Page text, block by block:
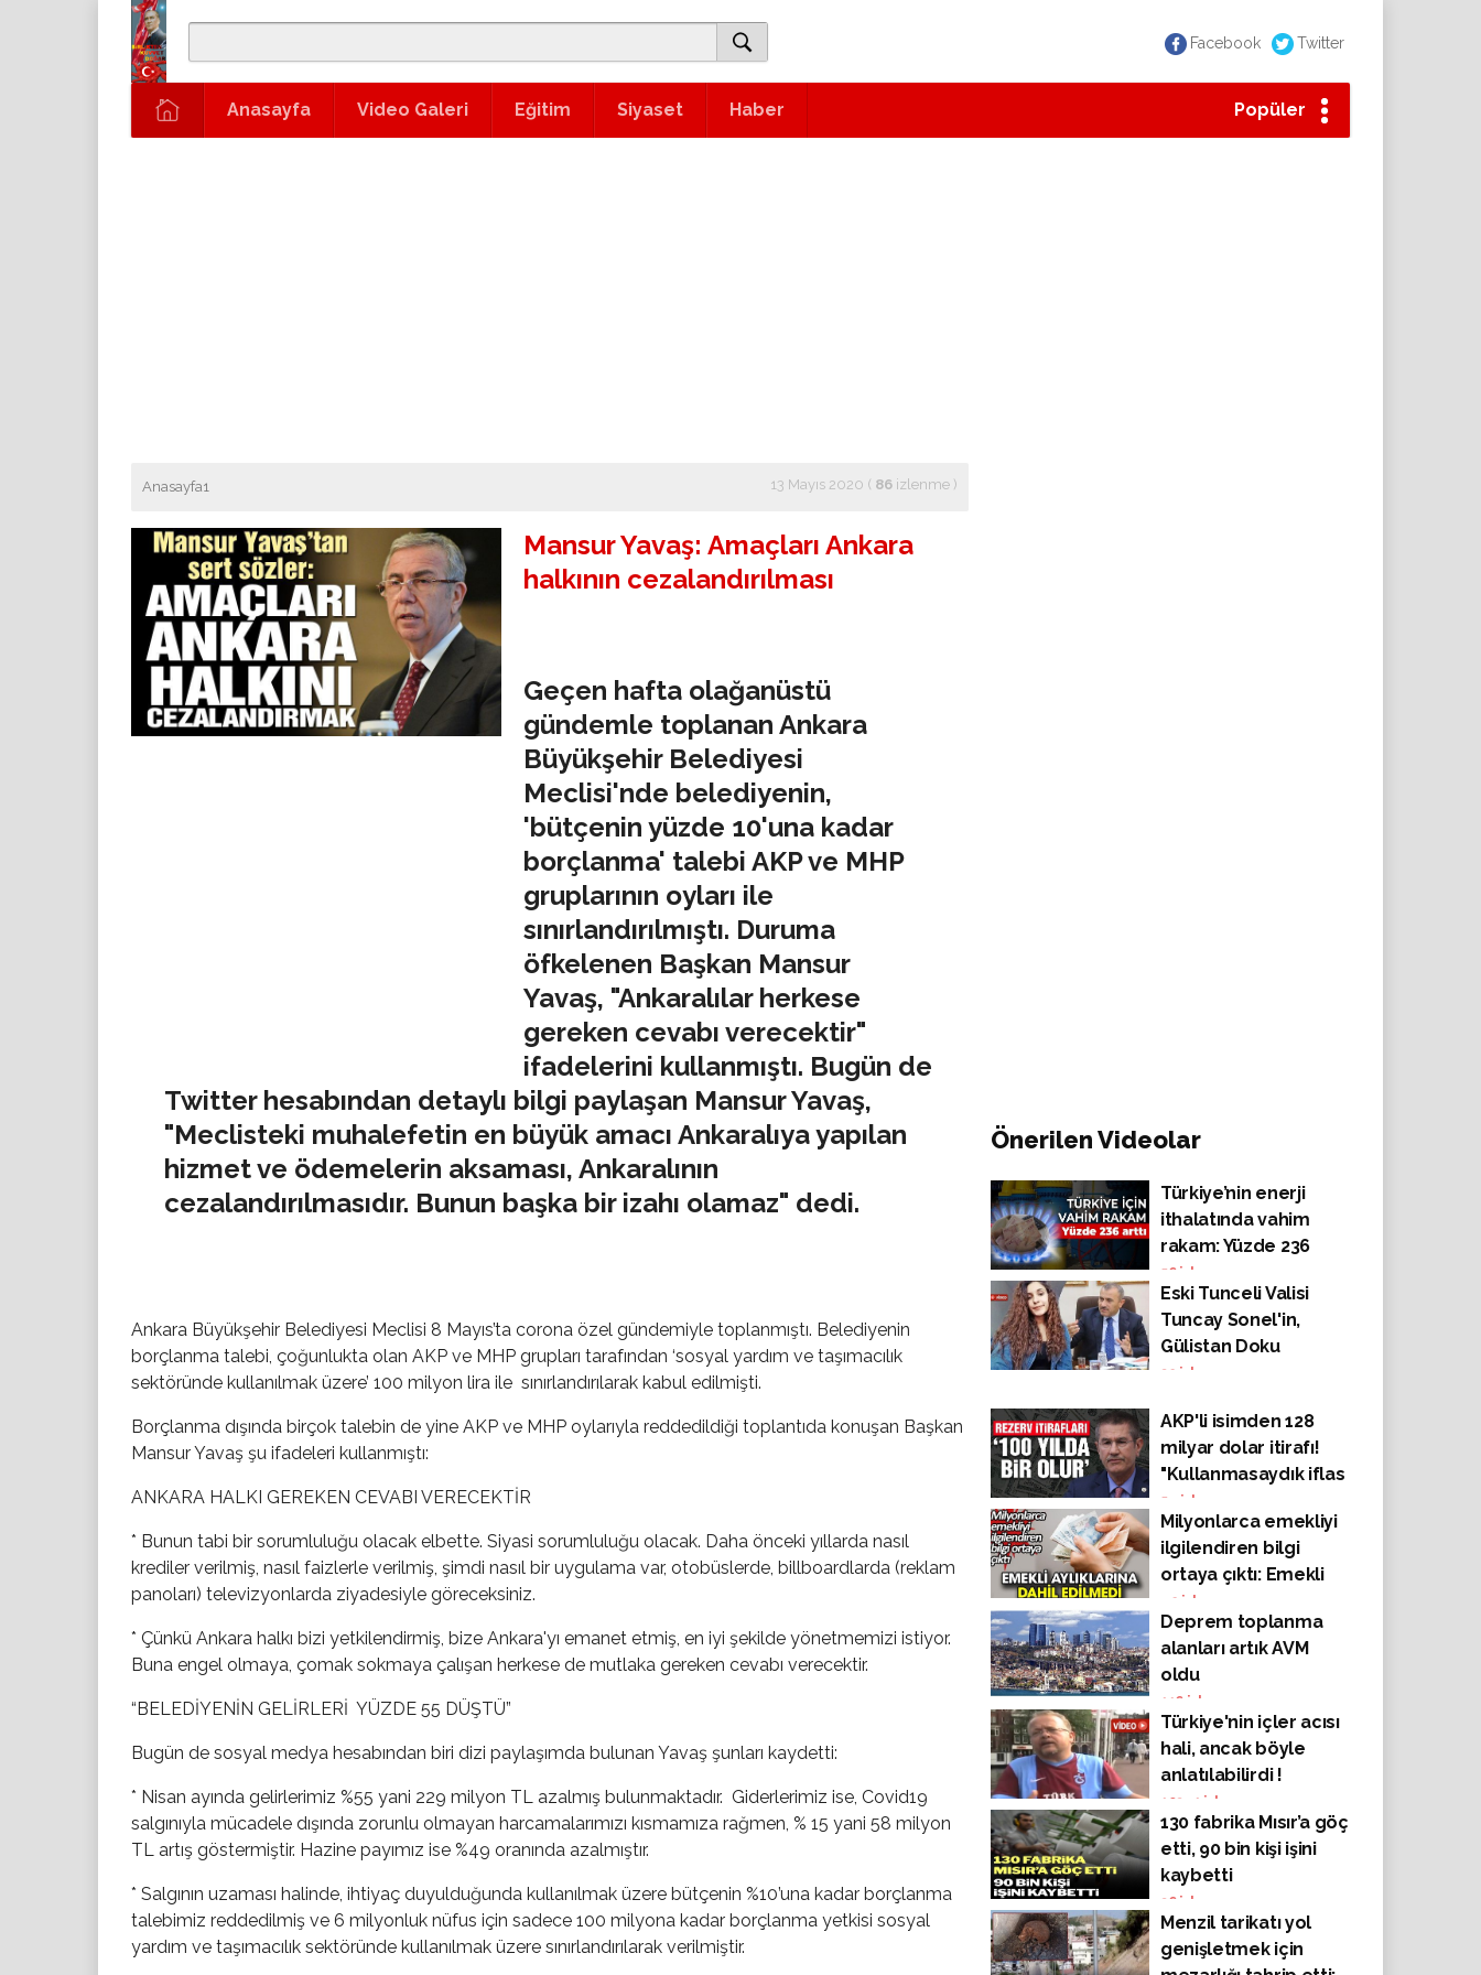
Facebook Twitter
Anasayfa Video Galeri Eğitim Siyaset Haber Popüler
Anasayfa1 13 Mayıs 2020 ( 86 izlenme )
Mansur Yavaş: Amaçları Ankara
halkının cezalandırılması
Geçen hafta olağanüstü
gündemle toplanan Ankara
Büyükşehir Belediyesi
Meclisi'nde belediyenin,
'bütçenin yüzde 10'una kadar
borçlanma' talebi AKP ve MHP
gruplarının oyları ile
sınırlandırılmıştı. Duruma
öfkelenen Başkan Mansur
Yavaş, "Ankaralılar herkese
gereken cevabı verecektir"
ifadelerini kullanmıştı. Bugün de
Twitter hesabından detaylı bilgi paylaşan Mansur Yavaş,
"Meclisteki muhalefetin en büyük amacı Ankaralıya yapılan
hizmet ve ödemelerin aksaması, Ankaralının
cezalandırılmasıdır. Bunun başka bir izahı olamaz" dedi.
Ankara Büyükşehir Belediyesi Meclisi 8 Mayıs’ta corona özel gündemiyle toplanmıştı. Belediyenin
borçlanma talebi, çoğunlukta olan AKP ve MHP grupları tarafından ‘sosyal yardım ve taşımacılık
sektöründe kullanılmak üzere’ 100 milyon lira ile sınırlandırılarak kabul edilmişti.
Borçlanma dışında birçok talebin de yine AKP ve MHP oylarıyla reddedildiği toplantıda konuşan Başkan
Mansur Yavaş şu ifadeleri kullanmıştı:
ANKARA HALKI GEREKEN CEVABI VERECEKTİR
* Bunun tabi bir sorumluluğu olacak elbette. Siyasi sorumluluğu olacak. Daha önceki yıllarda nasıl
krediler verilmiş, nasıl faizlerle verilmiş, şimdi nasıl bir uygulama var, otobüslerde, billboardlarda (reklam
panoları) televizyonlarda ziyadesiyle göreceksiniz.
* Çünkü Ankara halkı bizi yetkilendirmiş, bize Ankara'yı emanet etmiş, en iyi şekilde yönetmemizi istiyor.
Buna engel olmaya, çomak sokmaya çalışan herkese de mutlaka gereken cevabı verecektir.
“BELEDİYENİN GELİRLERİ YÜZDE 55 DÜŞTÜ”
Bugün de sosyal medya hesabından biri dizi paylaşımda bulunan Yavaş şunları kaydetti:
* Nisan ayında gelirlerimiz %55 yani 229 milyon TL azalmış bulunmaktadır. Giderlerimiz ise, Covid19
salgınıyla mücadele dışında zorunlu olmayan harcamalarımızı kısmamıza rağmen, % 15 yani 58 milyon
TL artış göstermiştir. Hazine payımız ise %49 oranında azalmıştır.
* Salgının uzaması halinde, ihtiyaç duyulduğunda kullanılmak üzere bütçenin %10’una kadar borçlanma
talebimiz reddedilmiş ve 6 milyonluk nüfus için sadece 100 milyona kadar borçlanma yetkisi sosyal
yardım ve taşımacılık sektöründe kullanılmak üzere sınırlandırılarak verilmiştir.
Önerilen Videolar
Türkiye’nin enerji
ithalatında vahim
rakam: Yüzde 236
arttı!
56 izlenme
Eski Tunceli Valisi
Tuncay Sonel'in,
Gülistan Doku
kaybolmadan günler
ortaya çıktı: "İnşallah
Tunceli'de insanlık
dışı olaylar
yaşanmaz"
32 izlenme
AKP'li isimden 128
milyar dolar itirafı!
"Kullanmasaydık iflas
ederdik"
54 izlenme
Milyonlarca emekliyi
ilgilendiren bilgi
ortaya çıktı: Emekli
aylıklarına dahil
edilmedi
42 izlenme
Deprem toplanma
alanları artık AVM
oldu
116 izlenme
Türkiye'nin içler acısı
hali, ancak böyle
anlatılabilirdi !
10341 izlenme
130 fabrika Mısır’a göç
etti, 90 bin kişi işini
kaybetti
36 izlenme
Menzil tarikatı yol
genişletmek için